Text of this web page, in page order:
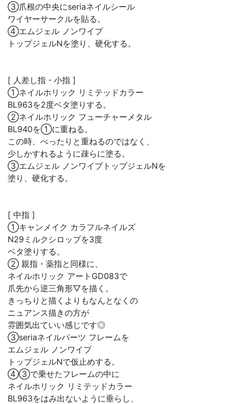
③爪根の中央にseriaネイルシール
ワイヤーサークルを貼る。
④エムジェル ノンワイプ
トップジェルNを塗り、硬化する。
[ 人差し指・小指 ]
①ネイルホリック リミテッドカラー
BL963を2度ベタ塗りする。
②ネイルホリック フューチャーメタル
BL940を①に重ねる。
この時、べったりと重ねるのではなく、
少しかすれるように疎らに塗る。
③エムジェル ノンワイプトップジェルNを
塗り、硬化する。
[ 中指 ]
①キャンメイク カラフルネイルズ
N29ミルクシロップを3度
ベタ塗りする。
② 親指・薬指と同様に、
ネイルホリック アートGD083で
爪先から逆三角形▽を描く。
きっちりと描くよりもなんとなくの
ニュアンス描きの方が
雰囲気出ていい感じです◎
③seriaネイルパーツ フレームを
エムジェル ノンワイプ
トップジェルNで仮止めする。
④③で乗せたフレームの中に
ネイルホリック リミテッドカラー
BL963をはみ出ないように垂らし、